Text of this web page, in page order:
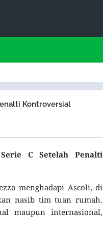
Kontroversial
C Setelah Penalti
menghadapi Ascoli, di
nasib tim tuan rumah.
maupun internasional,